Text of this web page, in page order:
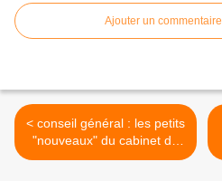
Ajouter un commentaire
< conseil général : les petits
"nouveaux" du cabinet du
président